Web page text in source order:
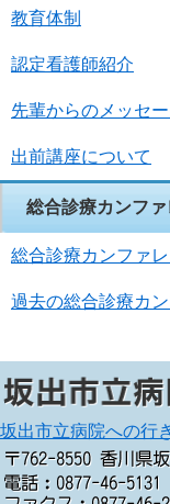
教育体制
認定看護師紹介
先輩からのメッセ
出前講座について
総合診療カンファ
総合診療カンファ
過去の総合診療カ
坂出市立病院への行